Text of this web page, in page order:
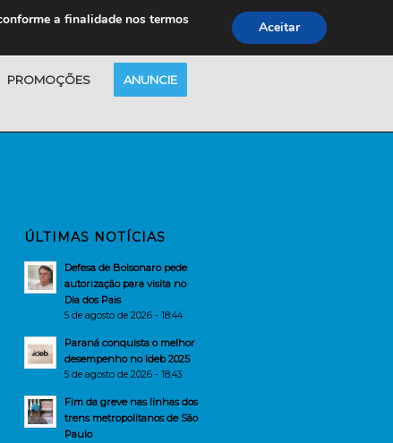
PROMOÇÕES ANUNCIE
ÚLTIMAS NOTÍCIAS
Defesa de Bolsonaro pede
autorização para visita no
Dia dos Pais
5 de agosto de 2026 - 18:44
Paraná conquista o melhor
desempenho no Ideb 2025
5 de agosto de 2026 - 18:43
Fim da greve nas linhas dos
trens metropolitanos de São
Paulo
a finalidade nos termos
Aceitar